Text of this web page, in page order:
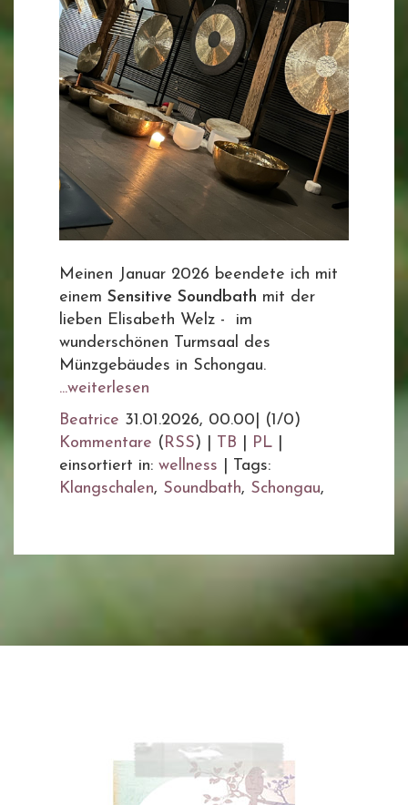
Meinen Januar 2026 beendete ich mit
einem Sensitive Soundbath mit der
lieben Elisabeth Welz - im
wunderschönen Turmsaal des
Münzgebäudes in Schongau.
...weiterlesen
Beatrice 31.01.2026, 00.00
(1/0)
Kommentare ( RSS) | TB PL
einsortiert in: wellness
Tags:
Klangschalen, Soundbath, Schongau,